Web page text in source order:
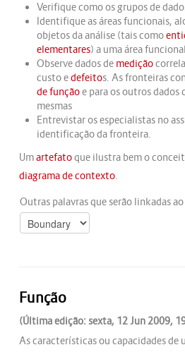
Verifique como os grupos de
Identifique as áreas funcionais,
objetos da análise (tais como
elementares) a uma área
Observe dados de medição
custo edefeitos. As fronteiras
de funçãoe para os outros dados
mesmas
Entrevistar os especialistas no
identificação da fronteira.
Umartefatoque ilustra bem o
diagrama de contexto.
Outras palavras que serão linkadas
Função
(Última edição: sexta, 12 Jun 2009,
As características ou capacidades de